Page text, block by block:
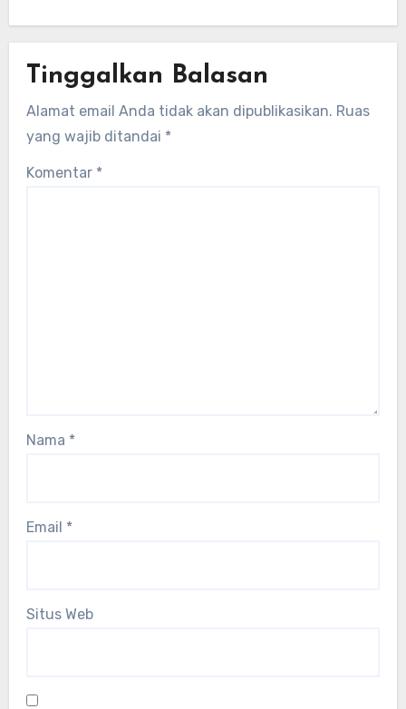
Tinggalkan Balasan
Alamat email Anda tidak akan dipublikasikan. Ruas
yang wajib ditandai *
Komentar *
Nama *
Email *
Situs Web